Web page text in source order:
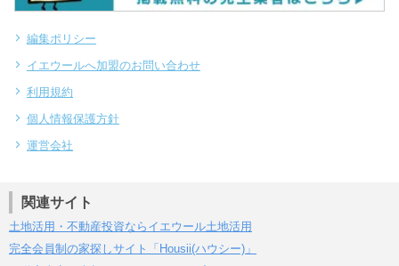
編集ポリシー
イエウールへ加盟のお問い合わせ
利用規約
個人情報保護方針
運営会社
関連サイト
土地活用・不動産投資ならイエウール土地活用
完全会員制の家探しサイト「Housii(ハウシー)」